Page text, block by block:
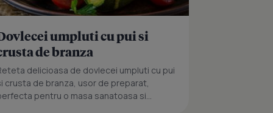
umpluti cu pui si
de branza
delicioasa de dovlecei umpluti cu pui
crusta de branza, usor de preparat,
pentru o masa sanatoasa si...